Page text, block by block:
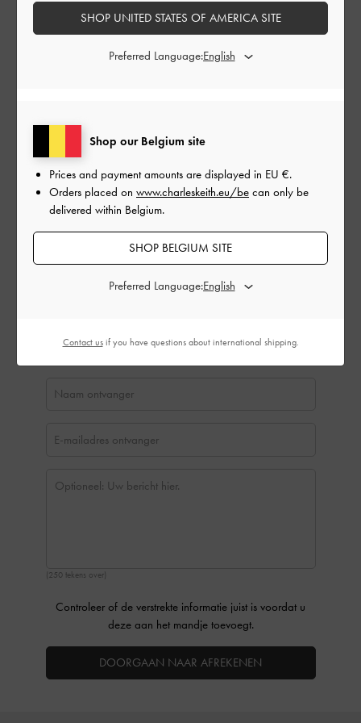
Annuleringen gelden niet voor cadeaubonnen.
Over cadeaukaarten
Hoe een cadeaukaart in te wisselen
EU €
EU €50
EU €100
EU €150
EU €200
EU €250 EU €300
(250 tekens over)
Controleer of de verstrekte informatie juist is voordat u
deze aan het mandje toevoegt.
DOORGAAN NAAR AFREKENEN
Shop our Belgium site
Prices and payment amounts are displayed in EU €.
Orders placed on www.charleskeith.eu/be can only be
delivered within Belgium.
SHOP BELGIUM SITE
Preferred Language:
SHOP UNITED STATES OF AMERICA SITE
Preferred Language:
Contact usif you have questions about international shipping.